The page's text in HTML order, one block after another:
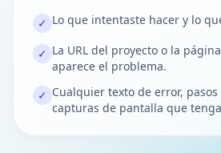
✓ Lo que intentaste hacer y lo
✓ La URL del proyecto o la
aparece el problema.
✓ Cualquier texto de error,
capturas de pantalla que